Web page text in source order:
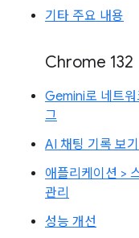
기타 주요 내용
Chrome 132
Gemini로 네트워
그
AI 채팅 기록 보기
애플리케이션 >
관리
성능 개선